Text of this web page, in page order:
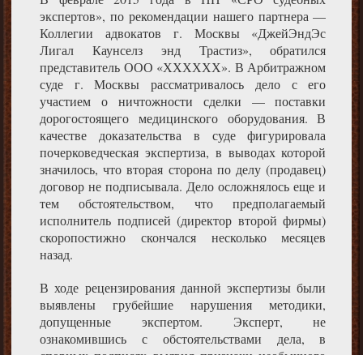
экспертов», по рекомендации нашего партнера —
Коллегии адвокатов г. Москвы «ДжейЭндЭс
Лигал Каунселз энд Трастиз», обратился
представитель ООО «ХХХХХХ». В Арбитражном
суде г. Москвы рассматривалось дело с его
участием о ничтожности сделки — поставки
дорогостоящего медицинского оборудования. В
качестве доказательства в суде фигурировала
почерковедческая экспертиза, в выводах которой
значилось, что вторая сторона по делу (продавец)
договор не подписывала. Дело осложнялось еще и
тем обстоятельством, что предполагаемый
исполнитель подписей (директор второй фирмы)
скоропостижно скончался несколько месяцев
назад.
В ходе рецензирования данной экспертизы были
выявлены грубейшие нарушения методики,
допущенные экспертом. Эксперт, не
ознакомившись с обстоятельствами дела, в